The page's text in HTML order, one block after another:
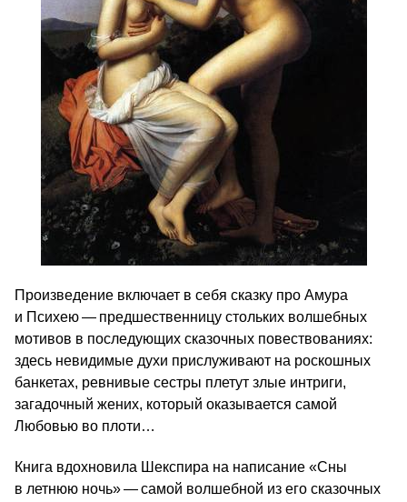
Произведение включает в себя сказку про Амура
и Психею — предшественницу стольких волшебных
мотивов в последующих сказочных повествованиях:
здесь невидимые духи прислуживают на роскошных
банкетах, ревнивые сестры плетут злые интриги,
загадочный жених, который оказывается самой
Любовью во плоти…
Книга вдохновила Шекспира на написание «Сны
в летнюю ночь» — самой волшебной из его сказочных